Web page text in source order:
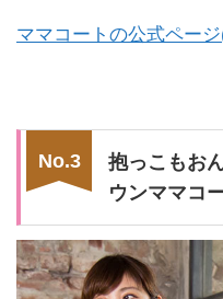
ママコートの公式ペー
抱っこもお
ウンママコ